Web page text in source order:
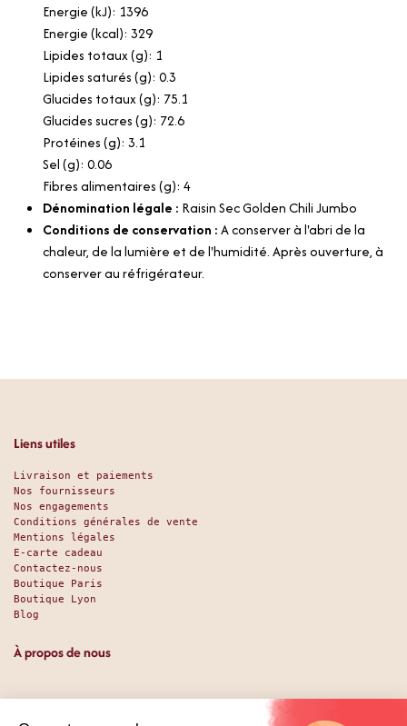
Energie (kJ): 1396
Energie (kcal): 329
Lipides totaux (g): 1
Lipides saturés (g): 0.3
Glucides totaux (g): 75.1
Glucides sucres (g): 72.6
Protéines (g): 3.1
Sel (g): 0.06
Fibres alimentaires (g): 4
Dénomination légale : Raisin Sec Golden Chili Jumbo
Conditions de conservation :A conserver à l'abri de la
chaleur, de la lumière et de l'humidité. Après ouverture, à
conserver au réfrigérateur.
Liens utiles
Livraison et paiements
Nos fournisseurs
Nos engagements
Conditions générales de vente
Mentions légales
E-carte cadeau
Contactez-nous
Boutique Paris
Boutique Lyon
Blog
À propos de nous
Depuis 1951, nous accueillons les gourmands et les gourmets